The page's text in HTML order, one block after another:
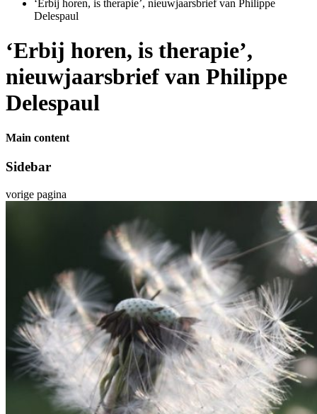
‘Erbij horen, is therapie’, nieuwjaarsbrief van Philippe
Delespaul
‘Erbij horen, is therapie’,
nieuwjaarsbrief van Philippe
Delespaul
Main content
Sidebar
vorige pagina